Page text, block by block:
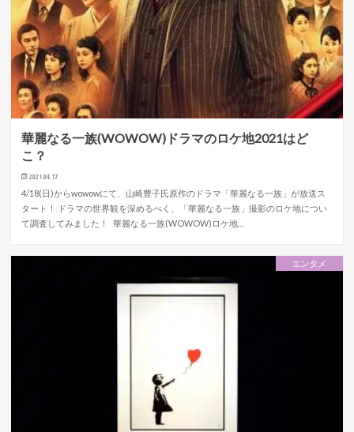
華麗なる一族(WOWOW)ドラマのロケ地2021はど
こ？
2021.04.17
4/18(日)からwowowにて、山崎豊子氏原作のドラマ「華麗なる一族」が放送ス
タート！ ドラマの世界観を深めるべく、「華麗なる一族」撮影のロケ地につい
て調査してみました！ 華麗なる一族(WOWOW)ロケ地…
エンタメ